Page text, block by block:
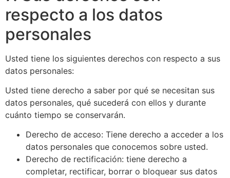
respecto a los datos
personales
Usted tiene los siguientes derechos con respecto a sus
datos personales:
Usted tiene derecho a saber por qué se necesitan sus
datos personales, qué sucederá con ellos y durante
cuánto tiempo se conservarán.
Derecho de acceso: Tiene derecho a acceder a los
datos personales que conocemos sobre usted.
Derecho de rectificación: tiene derecho a
completar, rectificar, borrar o bloquear sus datos